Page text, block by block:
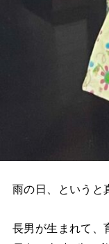
雨の日、というと
長男が生まれて、